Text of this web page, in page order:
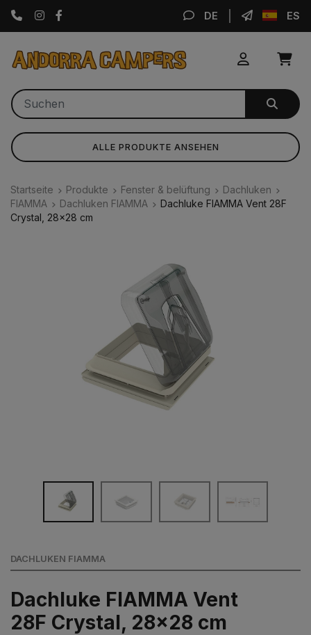
Instagram DE ES
ALLE PRODUKTE ANSEHEN
Startseite Produkte Fenster & belüftung
Dachluken
FIAMMA
Dachluken FIAMMA
Dachluke FIAMMA Vent 28F
Crystal, 28x28 cm
DACHLUKEN FIAMMA
Dachluke FIAMMA Vent
28F Crystal, 28x28 cm